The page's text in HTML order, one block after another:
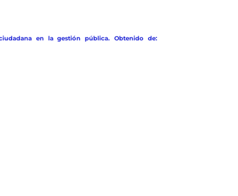
en la gestión pública. Obtenido de: